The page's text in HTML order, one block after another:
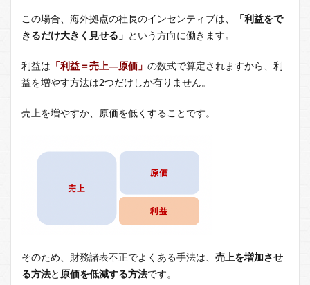
この場合、海外拠点の社長のインセンティブは、
「利益をで
きるだけ大きく見せる」 という方向に働きます。
利益は 「利益＝売上―原価」 の数式で算定されますから、利
益を増やす方法は2つだけしか有りません。
売上を増やすか、原価を低くすることです。
そのため、財務諸表不正でよくある手法は、 売上を増加させ
る方法と 原価を低減する方法です。